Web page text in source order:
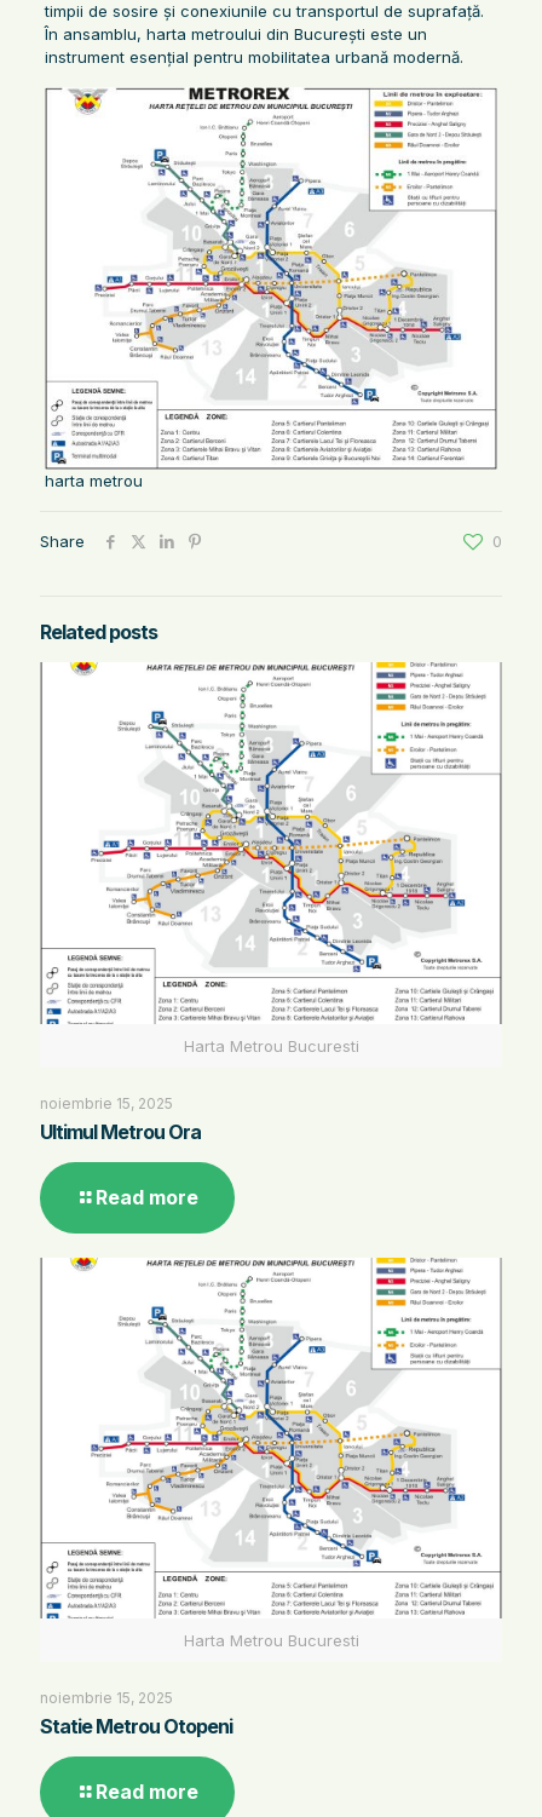
timpii de sosire și conexiunile cu transportul de suprafață.
În ansamblu, harta metroului din București este un
instrument esențial pentru mobilitatea urbană modernă.
harta metrou
Share 0
Related posts
Harta Metrou Bucuresti
noiembrie 15, 2025
Ultimul Metrou Ora
Read more
Harta Metrou Bucuresti
noiembrie 15, 2025
Statie Metrou Otopeni
Read more